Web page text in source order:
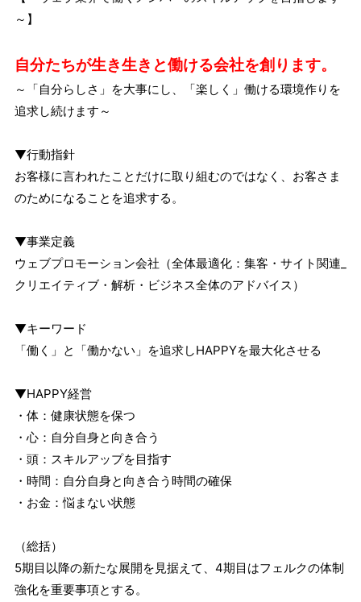
～】
自分たちが生き生きと働ける会社を創ります。
～「自分らしさ」を大事にし、「楽しく」働ける環境作りを
追求し続けます～
▼行動指針
お客様に言われたことだけに取り組むのではなく、お客さま
のためになることを追求する。
▼事業定義
ウェブプロモーション会社（全体最適化：集客・サイト関連_
クリエイティブ・解析・ビジネス全体のアドバイス）
▼キーワード
「働く」と「働かない」を追求しHAPPYを最大化させる
▼HAPPY経営
・体：健康状態を保つ
・心：自分自身と向き合う
・頭：スキルアップを目指す
・時間：自分自身と向き合う時間の確保
・お金：悩まない状態
（総括）
5期目以降の新たな展開を見据えて、4期目はフェルクの体制
強化を重要事項とする。